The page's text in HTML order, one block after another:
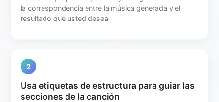
la correspondencia entre la música generada y el
resultado que usted desea.
2
Usa etiquetas de estructura para guiar las
secciones de la canción